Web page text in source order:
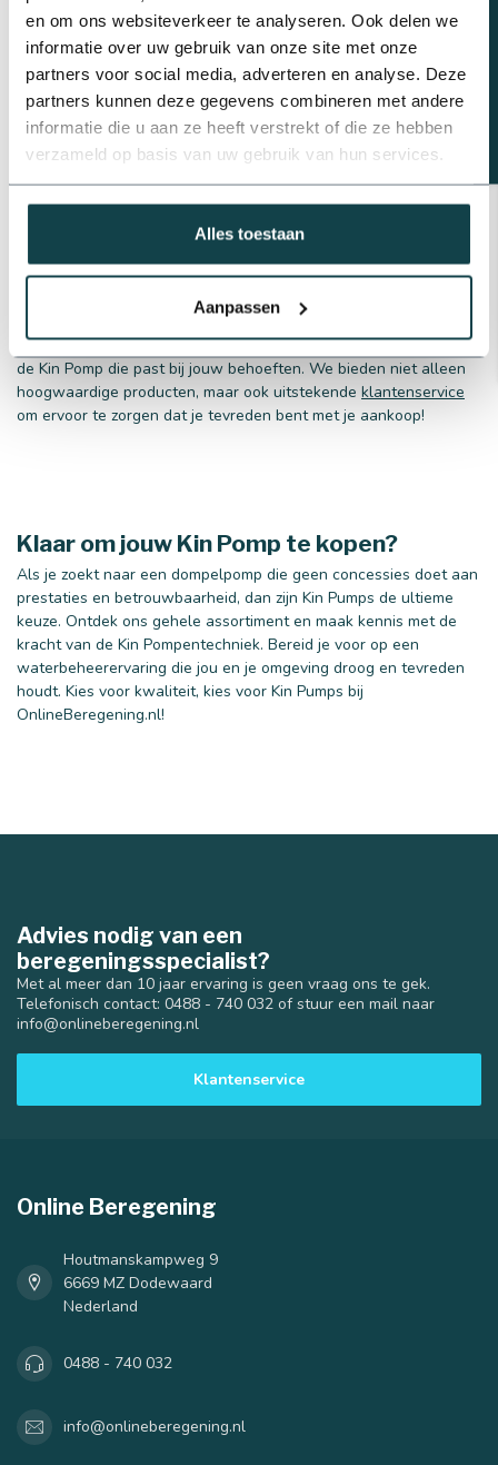
en om ons websiteverkeer te analyseren. Ook delen we
informatie over uw gebruik van onze site met onze
partners voor social media, adverteren en analyse. Deze
partners kunnen deze gegevens combineren met andere
informatie die u aan ze heeft verstrekt of die ze hebben
verzameld op basis van uw gebruik van hun services.
Alles toestaan
Aanpassen
buisvlotterof een dompelpomp zonder vlotter alsdeze
schoonwater dompelpomp. Wilt u een dompelpomp gebruiken
voor vuil water, bijvoorbeeld voor het leegpompen van uw vijver
of put? Kies dan voor
de vuilwater dompelpomp met vlotter van
Kin Pumps. Neem een kijkje in ons aanbod en ontdek welke Kin
Pomp jouw perfecte match is.
Waarom kiezen voor Onlineberegening.nl
Bij OnlineBeregening.nl streven we ernaar om jouw koopervaring
soepel en aangenaam te maken. Ons team van experts staat
klaar om al je vragen te beantwoorden en je te begeleiden naar
de Kin Pomp die past bij jouw behoeften. We bieden niet alleen
hoogwaardige producten, maar ook uitstekende klantenservice
om ervoor te zorgen dat je tevreden bent met je aankoop!
Klaar om jouw Kin Pomp te kopen?
Als je zoekt naar een dompelpomp die geen concessies doet aan
prestaties en betrouwbaarheid, dan zijn Kin Pumps de ultieme
keuze. Ontdek ons gehele assortiment en maak kennis met de
kracht van de Kin Pompentechniek. Bereid je voor op een
waterbeheerervaring die jou en je omgeving droog en tevreden
houdt. Kies voor kwaliteit, kies voor Kin Pumps bij
OnlineBeregening.nl!
Advies nodig van een
beregeningsspecialist?
Met al meer dan 10 jaar ervaring is geen vraag ons te gek.
Telefonisch contact: 0488 - 740 032 of stuur een mail naar
info@onlineberegening.nl
Klantenservice
Online Beregening
Houtmanskampweg 9
6669 MZ Dodewaard
Nederland
0488 - 740 032
info@onlineberegening.nl
Beregeningsplan?